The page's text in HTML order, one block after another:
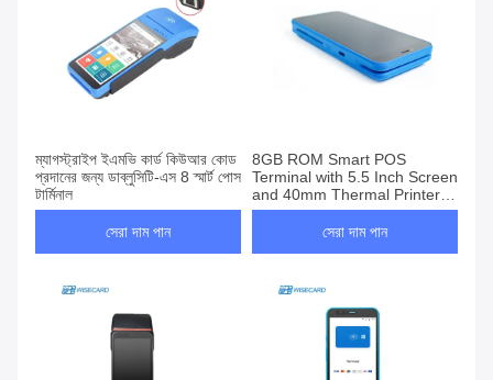
ম্যাগস্ট্রাইপ ইএমভি কার্ড কিউআর কোড
প্রদানের জন্য ডাব্লুসিটি-এস 8 স্মার্ট পোস
টার্মিনাল
সেরা দাম পান
8GB ROM Smart POS
Terminal with 5.5 Inch Screen
and 40mm Thermal Printer
for Efficient Transactions
সেরা দাম পান